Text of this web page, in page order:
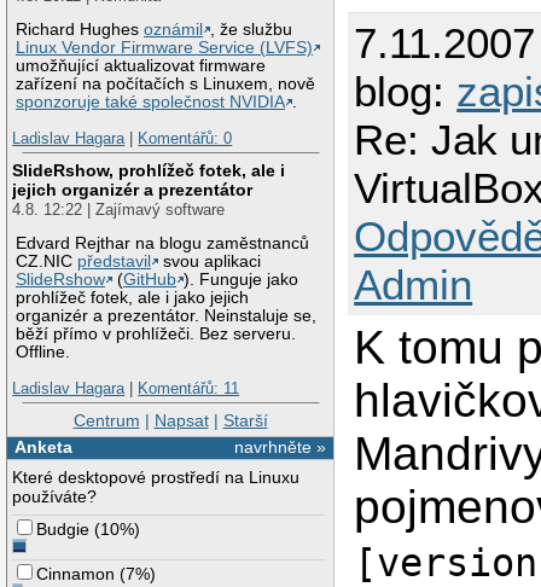
Richard Hughesoznámil
, že službu
Linux Vendor Firmware Service (LVFS)
umožňující aktualizovat firmware
zařízení na počítačích s Linuxem, nově
sponzoruje také společnost NVIDIA .
Ladislav Hagara| Komentářů: 0
SlideRshow, prohlížeč fotek, ale i
jejich organizér a prezentátor
4.8. 12:22 | Zajímavý software
Edvard Rejthar na blogu zaměstnanců
CZ.NIC představil
svou aplikaci
SlideRshow
(GitHub ). Funguje jako
prohlížeč fotek, ale i jako jejich
organizér a prezentátor. Neinstaluje se,
běží přímo v prohlížeči. Bez serveru.
Offline.
Ladislav Hagara| Komentářů: 11
Centrum | Napsat| Starší
navrhněte »
Anketa
Které desktopové prostředí na Linuxu
používáte?
Budgie (10%)
Cinnamon (7%)
blog:
Re: Jak
Admin
K tomu